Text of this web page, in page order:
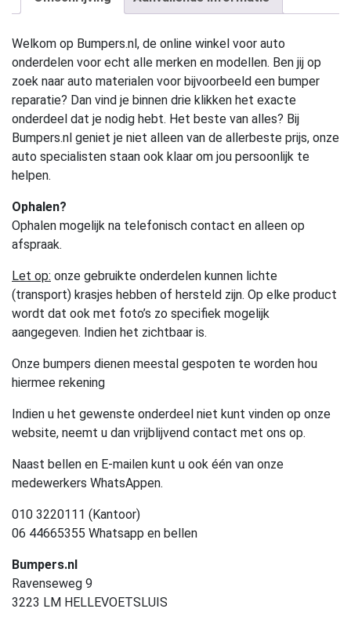
Welkom op Bumpers.nl, de online winkel voor auto
onderdelen voor echt alle merken en modellen. Ben jij op
zoek naar auto materialen voor bijvoorbeeld een bumper
reparatie? Dan vind je binnen drie klikken het exacte
onderdeel dat je nodig hebt. Het beste van alles? Bij
Bumpers.nl geniet je niet alleen van de allerbeste prijs, onze
auto specialisten staan ook klaar om jou persoonlijk te
helpen.
Ophalen?
Ophalen mogelijk na telefonisch contact en alleen op
afspraak.
Let op: onze gebruikte onderdelen kunnen lichte
(transport) krasjes hebben of hersteld zijn. Op elke product
wordt dat ook met foto’s zo specifiek mogelijk
aangegeven. Indien het zichtbaar is.
Onze bumpers dienen meestal gespoten te worden hou
hiermee rekening
Indien u het gewenste onderdeel niet kunt vinden op onze
website, neemt u dan vrijblijvend contact met ons op.
Naast bellen en E-mailen kunt u ook één van onze
medewerkers WhatsAppen.
010 3220111 (Kantoor)
06 44665355 Whatsapp en bellen
Bumpers.nl
Ravenseweg 9
3223 LM HELLEVOETSLUIS